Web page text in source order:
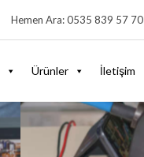
Hemen Ara: 0535 839 57 70
Ürünler İletişim